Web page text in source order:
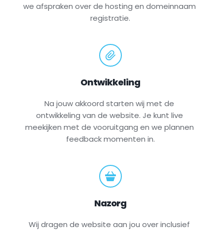
we afspraken over de hosting en domeinnaam
registratie.
Ontwikkeling
Na jouw akkoord starten wij met de
ontwikkeling van de website. Je kunt live
meekijken met de vooruitgang en we plannen
feedback momenten in.
Nazorg
Wij dragen de website aan jou over inclusief